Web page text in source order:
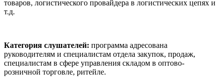
товаров, логистического провайдера в логистических цепях и
т.д.
Категория слушателей: программа адресована
руководителям и специалистам отдела закупок, продаж,
специалистам в сфере управления складом в оптово-
розничной торговле, ритейле.